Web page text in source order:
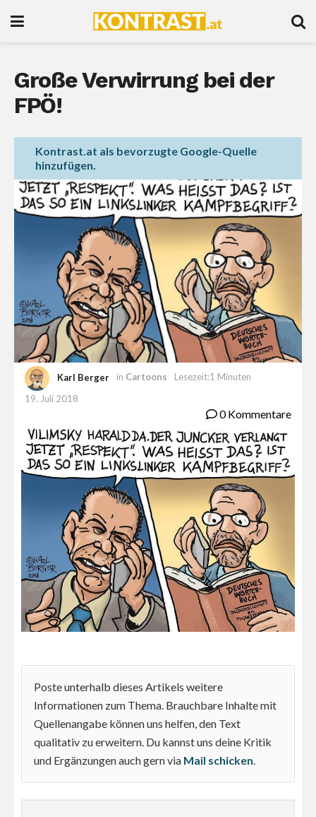
Große Verwirrung bei der
FPÖ!
Kontrast.at als bevorzugte Google-Quelle
hinzufügen.
Karl Berger in Cartoons
Lesezeit:1 Minuten
19. Juli 2018
0 Kommentare
Poste unterhalb dieses Artikels weitere
Informationen zum Thema. Brauchbare Inhalte mit
Quellenangabe können uns helfen, den Text
qualitativ zu erweitern. Du kannst uns deine Kritik
und Ergänzungen auch gern via Mail schicken.